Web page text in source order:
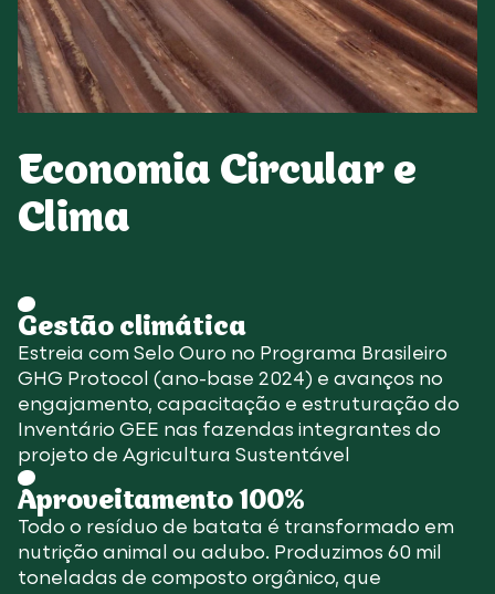
Economia Circular e
Clima
Gestão climática
Estreia com Selo Ouro no Programa Brasileiro
GHG Protocol (ano-base 2024) e avanços no
engajamento, capacitação e estruturação do
Inventário GEE nas fazendas integrantes do
projeto de Agricultura Sustentável
Aproveitamento 100%
Todo o resíduo de batata é transformado em
nutrição animal ou adubo. Produzimos 60 mil
toneladas de composto orgânico, que